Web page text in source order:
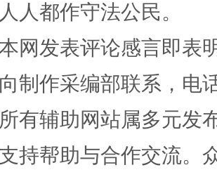
药对药下症？
人都作守法公民。
网发表评论感言即表
制作采编部联系，电
有辅助网站属多元发
持帮助与合作交流。